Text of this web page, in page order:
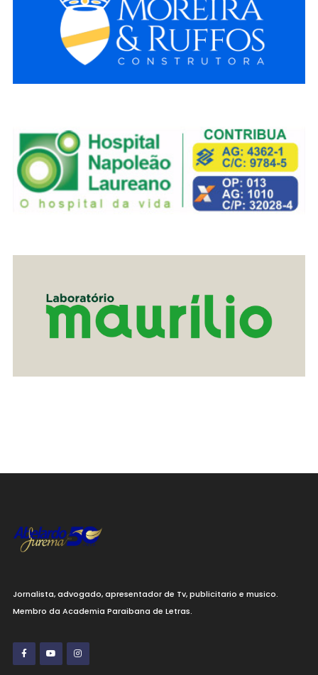
Jornalista, advogado, apresentador de Tv, publicitario e musico.
Membro da Academia Paraibana de Letras.